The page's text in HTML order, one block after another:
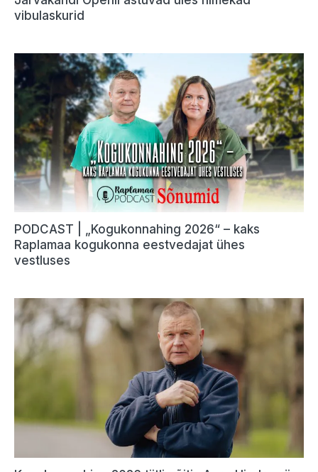
vibulaskurid
PODCAST | „Kogukonnahing 2026“ – kaks
Raplamaa kogukonna eestvedajat ühes
vestluses